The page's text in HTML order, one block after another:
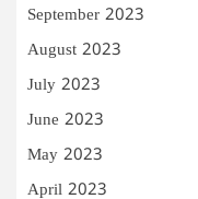
September 2023
August 2023
July 2023
June 2023
May 2023
April 2023